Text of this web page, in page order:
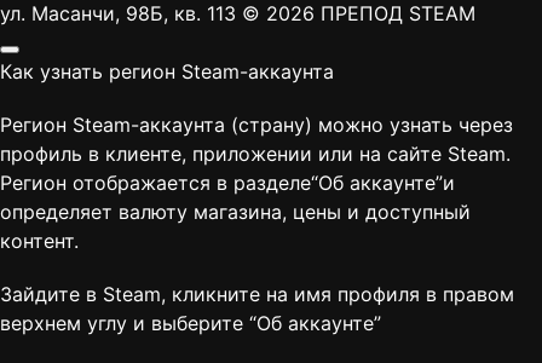
ул. Масанчи, 98Б, кв. 113 © 2026 ПРЕПОД STEAM
Как узнать регион Steam-аккаунта
Регион Steam-аккаунта (страну) можно узнать через
профиль в клиенте, приложении или на сайте Steam.
Регион отображается в разделе“Об аккаунте”и
определяет валюту магазина, цены и доступный
контент.
Зайдите в Steam, кликните на имя профиля в правом
верхнем углу и выберите “Об аккаунте”